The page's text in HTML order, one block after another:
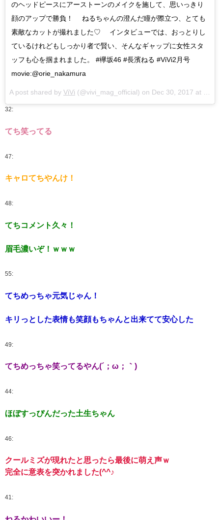
のヘッドピースにアーストーンのメイクを施して、思いっきり
顔のアップで勝負！ ねるちゃんの澄んだ瞳が際立つ、とても
素敵なカットが撮れました♡ インタビューでは、おっとりし
ているけれどもしっかり者で賢い、そんなギャップに女性スタ
ッフも心を掴まれました。 #欅坂46 #長濱ねる #ViVi2月号
movie:@orie_nakamura
A post shared by ViVi (@vivi_mag_official) on Dec 30, 2017 at 1:56am PST
32:
てち笑ってる
47:
キャロてちやんけ！
48:
てちコメント久々！
眉毛濃いぞ！ｗｗｗ
55:
てちめっちゃ元気じゃん！
キリっとした表情も笑顔もちゃんと出来てて安心した
49:
てちめっちゃ笑ってるやん(´；ω；｀)
44:
ほぼすっぴんだった土生ちゃん
46:
クールミズが現れたと思ったら最後に萌え声ｗ
完全に意表を突かれました(^^♪
41: